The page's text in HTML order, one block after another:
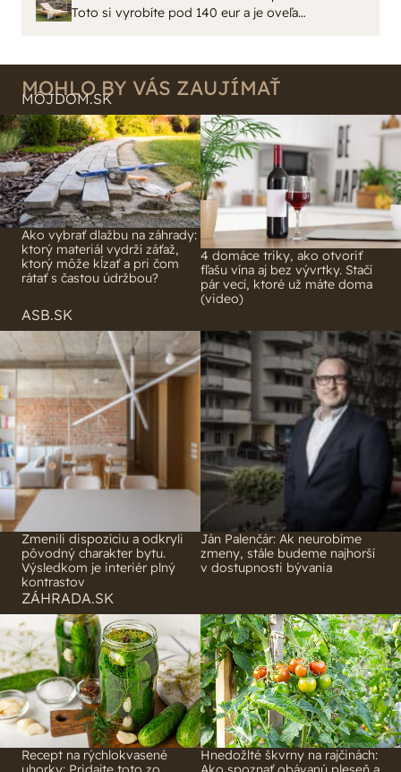
Toto si vyrobíte pod 140 eur a je oveľa
remeselným spracovaním, škoda. No lepšie než
MOHLO BY VÁS ZAUJÍMAŤ
MÔJDOM.SK
Ako vybrať dlažbu na záhrady:
ktorý materiál vydrží záťaž,
ktorý môže kĺzať a pri čom
rátať s častou údržbou?
4 domáce triky, ako otvoriť
fľašu vína aj bez vývrtky. Stačí
pár vecí, ktoré už máte doma
(video)
ASB.SK
Zmenili dispozíciu a odkryli
pôvodný charakter bytu.
Výsledkom je interiér plný
kontrastov
Ján Palenčár: Ak neurobíme
zmeny, stále budeme najhorší
v dostupnosti bývania
ZÁHRADA.SK
Recept na rýchlokvasené
Hnedožlté škvrny na rajčinách: